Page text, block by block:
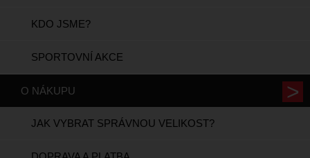
KDO JSME?
SPORTOVNÍ AKCE
O NÁKUPU
JAK VYBRAT SPRÁVNOU VELIKOST?